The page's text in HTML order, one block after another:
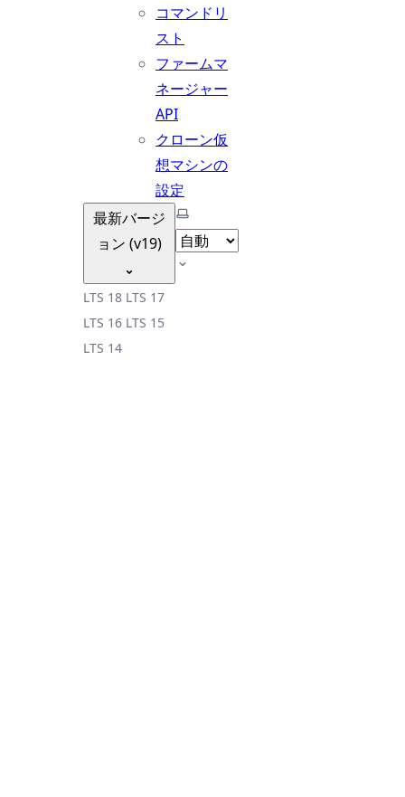
コマンドリ
スト
ファームマ
ネージャー
API
クローン仮
想マシンの
設定
最新バージ
ョン (v19)
LTS 18 LTS 17
LTS 16 LTS 15
LTS 14
テーマを選択